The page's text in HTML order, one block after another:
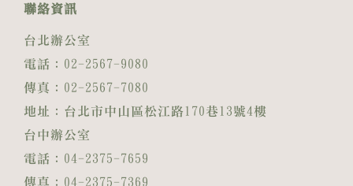
聯絡資訊
台北辦公室
電話：02-2567-9080
傳真：02-2567-7080
地址：台北市中山區松江路170巷13號4樓
台中辦公室
電話：04-2375-7659
傳真：04-2375-7369